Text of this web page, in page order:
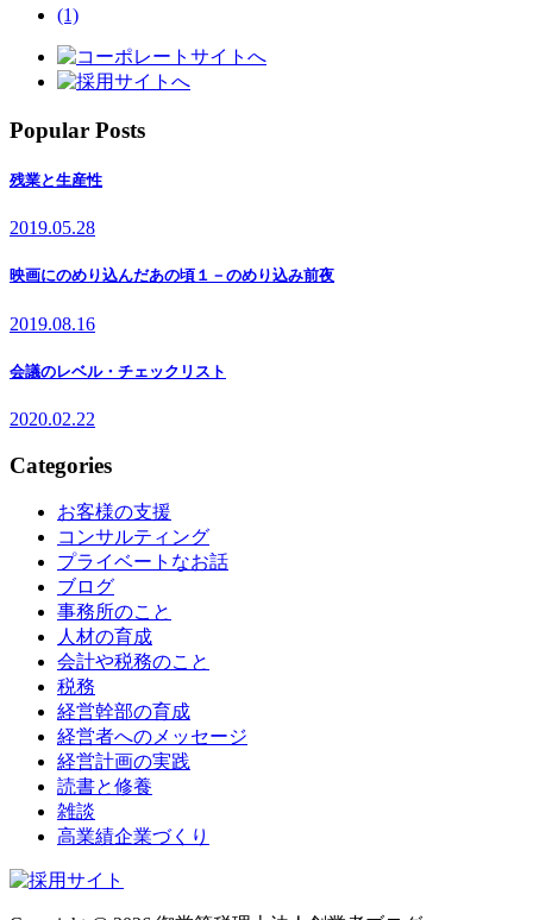
(1)
Popular Posts
残業と生産性
2019.05.28
映画にのめり込んだあの頃１－のめり込み前夜
2019.08.16
会議のレベル・チェックリスト
2020.02.22
Categories
お客様の支援
コンサルティング
プライベートなお話
ブログ
事務所のこと
人材の育成
会計や税務のこと
税務
経営幹部の育成
経営者へのメッセージ
経営計画の実践
読書と修養
雑談
高業績企業づくり